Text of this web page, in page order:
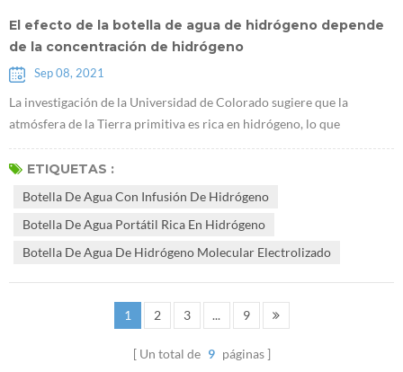
El efecto de la botella de agua de hidrógeno depende
de la concentración de hidrógeno
Sep 08, 2021
La investigación de la Universidad de Colorado sugiere que la
atmósfera de la Tierra primitiva es rica en hidrógeno, lo que
promueve el origen de la vida "Un estudio de CU muestra que la
atmósfera de la Tierra primitiva es rica en hidrógeno, favorable para
infusión de ...
ETIQUETAS :
Botella De Agua Con Infusión De Hidrógeno
Botella De Agua Portátil Rica En Hidrógeno
Botella De Agua De Hidrógeno Molecular Electrolizado
1 2 3 ... 9
Un total de 9 páginas